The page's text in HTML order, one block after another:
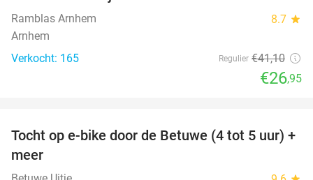
Ramblas Arnhem 8.7 star
Arnhem
Verkocht: 165
Regulier €41,10
€26,95
35%
Tocht op e-bike door de Betuwe (4 tot 5 uur) +
meer